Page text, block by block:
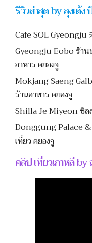
รีวิวล่าสุด by ลุงเด้ง
Cafe SOL Gyeongju
Gyeongju Eobo ร้าน
อาหาร คยองจู
Mokjang Saeng
ร้านอาหาร คยองจู
Shilla Je Miyeon ชิล
Donggung Palace
เที่ยว คยองจู
คลิป เที่ยวเกาหลี by